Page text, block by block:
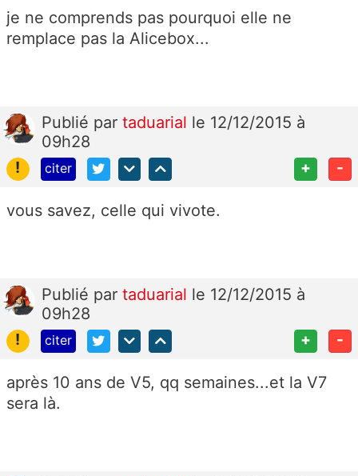
je ne comprends pas pourquoi elle ne
remplace pas la Alicebox...
Publié par taduarial le 12/12/2015 à
09h28
!
citer + -
vous savez, celle qui vivote.
Publié par taduarial le 12/12/2015 à
09h28
!
citer + -
après 10 ans de V5, qq semaines...et la V7
sera là.